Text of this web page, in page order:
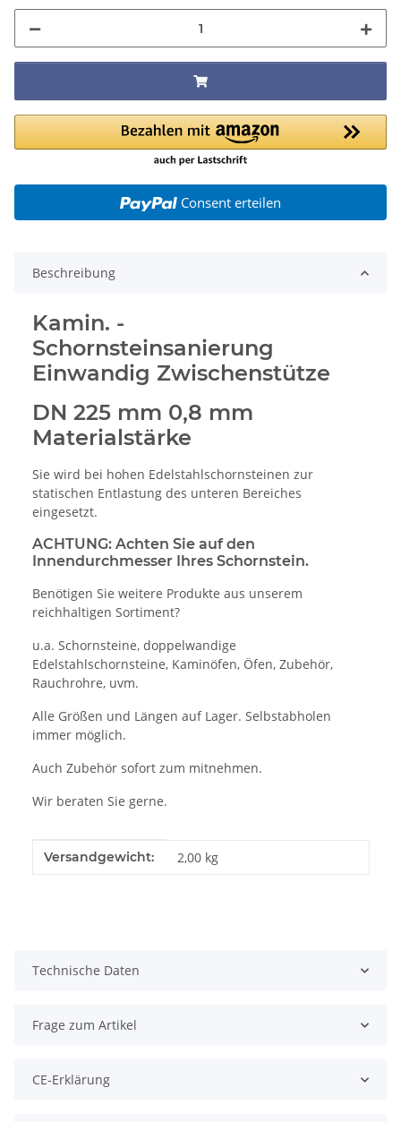
Consent erteilen
Beschreibung
Kamin. -
Schornsteinsanierung
Einwandig Zwischenstütze
DN 225 mm 0,8 mm
Materialstärke
Sie wird bei hohen Edelstahlschornsteinen zur
statischen Entlastung des unteren Bereiches
eingesetzt.
ACHTUNG: Achten Sie auf den
Innendurchmesser Ihres Schornstein.
Benötigen Sie weitere Produkte aus unserem
reichhaltigen Sortiment?
u.a. Schornsteine, doppelwandige
Edelstahlschornsteine, Kaminöfen, Öfen, Zubehör,
Rauchrohre, uvm.
Alle Größen und Längen auf Lager. Selbstabholen
immer möglich.
Auch Zubehör sofort zum mitnehmen.
Wir beraten Sie gerne.
Produkteigenschaft
Wert
Versandgewicht: 2,00 kg
Technische Daten
Frage zum Artikel
CE-Erklärung